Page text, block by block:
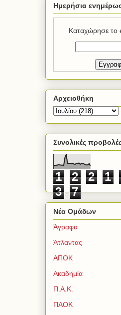
Ημερήσια
Καταχώρησε το
Αρχειοθήκη
Συνολικές
1 2 2 1
3
7
Νέα Ομάδων
Άγραφα
Άτλαντας
ΑΠΟΚ
Ακαδημία
Π.Α.Κ.
ΠΑΟΚ